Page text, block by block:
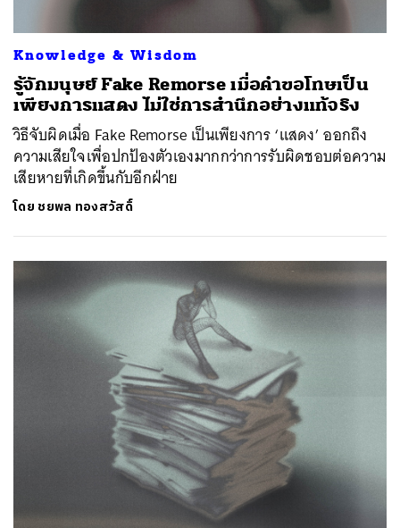
Knowledge & Wisdom
รู้จักมนุษย์ Fake Remorse เมื่อคำขอโทษเป็น
เพียงการแสดง ไม่ใช่การสำนึกอย่างแท้จริง
วิธีจับผิดเมื่อ Fake Remorse เป็นเพียงการ ‘แสดง’ ออกถึง
ความเสียใจเพื่อปกป้องตัวเองมากกว่าการรับผิดชอบต่อความ
เสียหายที่เกิดขึ้นกับอีกฝ่าย
โดย ชยพล ทองสวัสดิ์